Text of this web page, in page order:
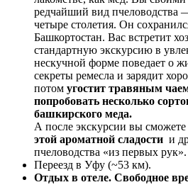
редчайший вид пчеловодства
четыре столетия. Он
Башкортостан. Вас встретит
стандартную экскурсию в
нескучной форме поведает о
секреты ремесла и зарядит
потом угостит травяным
попробовать несколько
башкирского меда.
А после экскурсии вы сможете
этой ароматной сладости и
пчеловодства «из первых рук».
Переезд в Уфу (~53 км).
Отдых в отеле. Свободное